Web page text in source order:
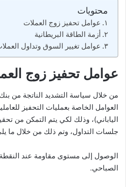
محتويات
عوامل تحفيز زوج العملات
أزمة الطاقة البريطانية
عوامل تغيير السوق وتداول
عوامل تحفيز زوج
من خلال سياسة التشديد الناتجة من بنك
العوامل الخاصة بعمليات التحفيز
الياباني)، وذلك لكي يتم التمكن من
جلسات التداول، وتم ذلك من خلال ما
الصباحي.